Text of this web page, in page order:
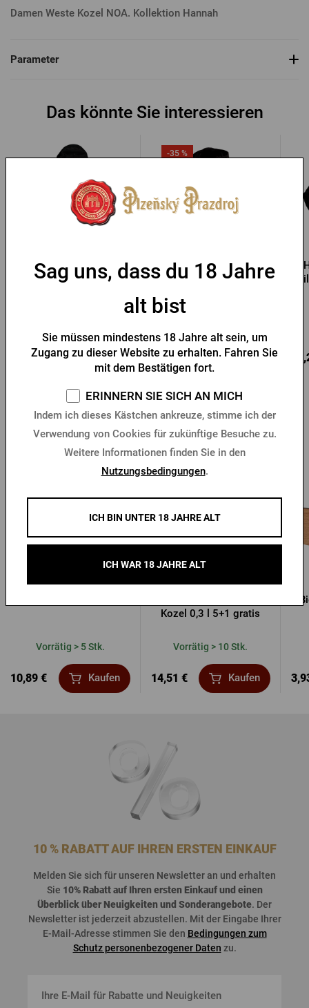
Damen Weste Kozel NOA. Kollektion Hannah
Parameter
Das könnte Sie interessieren
Hr. Softshelljacke Pilsner
Urquell
59,74 € Kaufen
-35 %
Schwarze Herrenjacke
Radegast
60,42 €
39,22 € Kaufen
Andere Produkte von Kozel
Vorrätig > 5 Stk.
10,89 € Kaufen
Kozel 0,3 l 5+1 gratis
Vorrätig > 10 Stk.
14,51 € Kaufen
10 % RABATT AUF IHREN ERSTEN EINKAUF
Melden Sie sich für unseren Newsletter an und erhalten
Sie 10% Rabattauf Ihren ersten Einkaufund einen
Überblicküber Neuigkeiten und Sonderangebote. Der
Newsletter ist jederzeit abzustellen. Mit der Eingabe Ihrer
E-Mail-Adresse stimmen Sie den Bedingungen zum
Schutz personenbezogener Daten zu.
Sag uns, dass du 18 Jahre
alt bist
Sie müssen mindestens 18 Jahre alt sein, um
Zugang zu dieser Website zu erhalten. Fahren Sie
mit dem Bestätigen fort.
ERINNERN SIE SICH AN MICH
Indem ich dieses Kästchen ankreuze, stimme ich der
Verwendung von Cookies für zukünftige Besuche zu.
Weitere Informationen finden Sie in den
Nutzungsbedingungen.
ICH BIN UNTER 18 JAHRE ALT
ICH WAR 18 JAHRE ALT